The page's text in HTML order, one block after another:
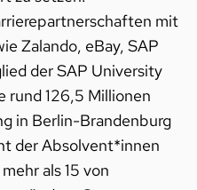
mit
Zalando, eBay, SAP
der SAP University
rund 126,5 Millionen
in Berlin-Brandenburg
der Absolvent*innen
als 15 von